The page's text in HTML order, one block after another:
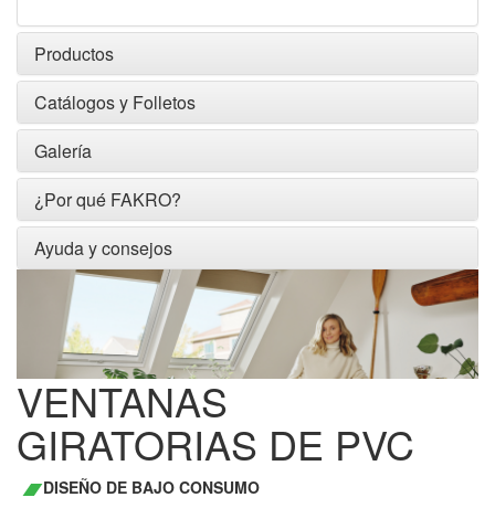
Productos
Catálogos y Folletos
Galería
¿Por qué FAKRO?
Ayuda y consejos
VENTANAS
GIRATORIAS DE PVC
DISEÑO DE BAJO CONSUMO